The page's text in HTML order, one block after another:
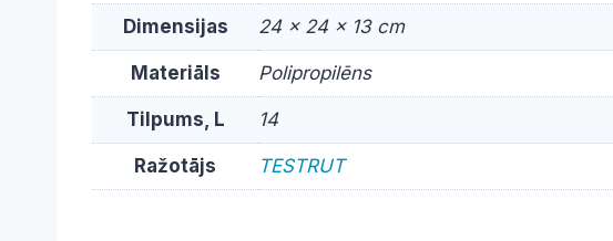
Dimensijas 24 × 24 × 13 cm
Materiāls Polipropilēns
Tilpums, L 14
Ražotājs TESTRUT